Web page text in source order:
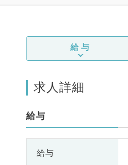
給与
求人詳細
給与
給与